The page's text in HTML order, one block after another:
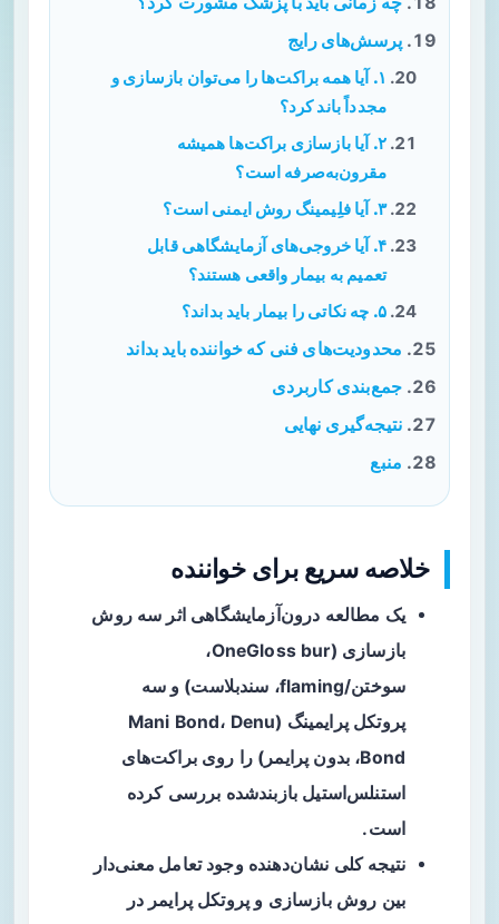
پرسش‌های رایج
۱. آیا همه براکت‌ها را می‌توان بازسازی و
مجدداً باند کرد؟
۲. آیا بازسازی براکت‌ها همیشه
مقرون‌به‌صرفه است؟
۳. آیا فلِیمینگ روش ایمنی است؟
۴. آیا خروجی‌های آزمایشگاهی قابل
تعمیم به بیمار واقعی هستند؟
۵. چه نکاتی را بیمار باید بداند؟
محدودیت‌های فنی که خواننده باید بداند
جمع‌بندی کاربردی
نتیجه‌گیری نهایی
منبع
خلاصه سریع برای خواننده
یک مطالعه درون‌آزمایشگاهی اثر سه روش
بازسازی (OneGloss bur،
سوختن/flaming، سندبلاست) و سه
پروتکل پرایمینگ (Mani Bond، Denu
Bond، بدون پرایمر) را روی براکت‌های
استنلس‌استیل بازبندشده بررسی کرده
است.
نتیجه کلی نشان‌دهنده وجودتعامل معنی‌دار
بین روش بازسازی و پروتکل پرایمر در